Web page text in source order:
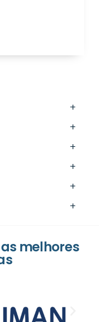
+
+
+
+
+
+
melhores